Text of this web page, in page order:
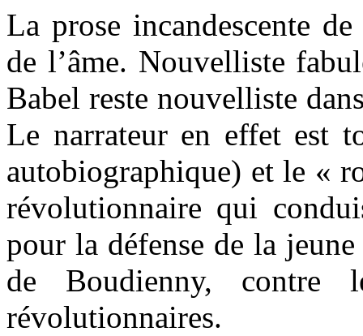
La prose incandescente
de l’âme. Nouvelliste
Babel reste nouvelliste
Le narrateur en effet est
autobiographique) et le «
révolutionnaire qui
pour la défense de la
de Boudienny, contre
révolutionnaires.